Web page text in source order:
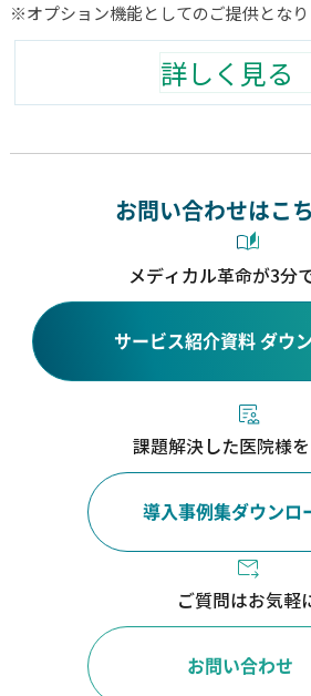
※オプション機能としてのご提供となり
詳しく見る
お問い合わせはこ
メディカル革命が3分
サービス紹介資料 ダウ
課題解決した医院様
導入事例集ダウンロ
ご質問はお気軽
お問い合わせ